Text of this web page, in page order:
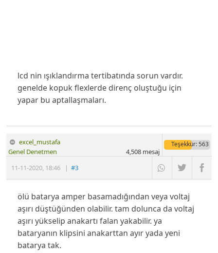
lcd nin ışıklandırma tertibatında sorun vardır.
genelde kopuk flexlerde direnç oluştuğu için
yapar bu aptallaşmaları.
excel_mustafa
11-11-2020, 18:46 |#3
Genel Denetmen
Teşekkür: 563
4,508mesaj
ölü batarya amper basamadığından veya voltaj
aşırı düştüğünden olabilir. tam dolunca da voltaj
aşırı yükselip anakartı falan yakabilir. ya
bataryanın klipsini anakarttan ayır yada yeni
batarya tak.